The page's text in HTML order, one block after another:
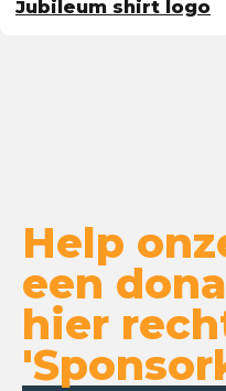
Jubileum shirt logo
Help
een
hier